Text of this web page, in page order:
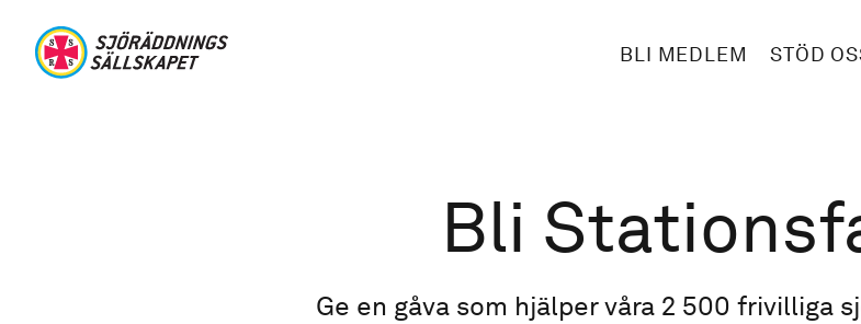
BLI MEDLEM STÖD
Bli
Ge en gåva som hjälper våra 2 500 frivilliga